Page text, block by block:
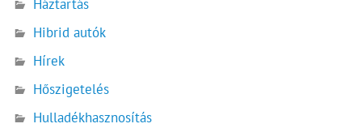
Háztartás
Hibrid autók
Hírek
Hőszigetelés
Hulladékhasznosítás